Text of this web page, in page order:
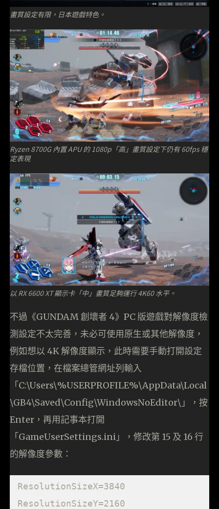
畫質設定有限，日本遊戲特色。
Ryzen 8700G 內置 APU 的 1080p「高」畫質設定下仍有 60fps 穩
定表現
以 RX 6600 XT 顯示卡「中」畫質足夠運行 4K60 水平。
不過《GUNDAM 創壞者 4》PC 版遊戲對解像度檢
測設定不太完善，未必可使用原生或其他解像度，
例如想以 4K 解像度顯示，此時需要手動打開設定
存檔位置，在檔案總管網址列輸入
「C:\Users\%USERPROFILE%\AppData\Local
\GB4\Saved\Config\WindowsNoEditor\」，按
Enter，再用記事本打開
「GameUserSettings.ini」，修改第 15 及 16 行
的解像度參數：
ResolutionSizeX=3840
ResolutionSizeY=2160